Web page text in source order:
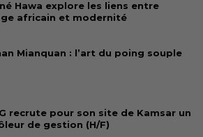
Hawa explore les liens entre
africain et modernité
Mianquan : l’art du poing souple
recrute pour son site de Kamsar un
de gestion (H/F)